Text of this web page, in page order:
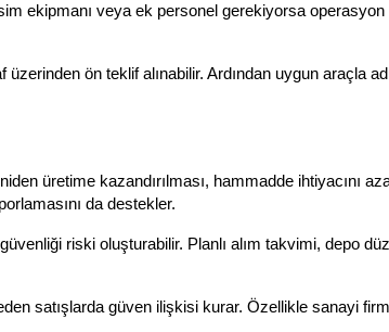
ekipmanı veya ek personel gerekiyorsa operasyon
ön teklif alınabilir. Ardından uygun araçla
üretime kazandırılması, hammadde ihtiyacını
da destekler.
riski oluşturabilir. Planlı alım takvimi, depo
satışlarda güven ilişkisi kurar. Özellikle sanayi